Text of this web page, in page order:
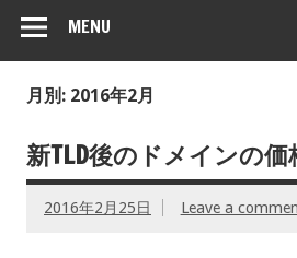
MENU
月別: 2016年2月
新TLD後のドメインの価
2016年2月25日 Leave a